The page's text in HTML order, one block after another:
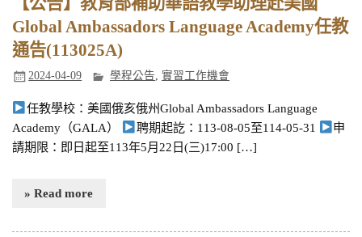
Global Ambassadors Language Academy任教
通告(113025A)
2024-04-09 學程公告 ,實習工作機會
任教學校：美國俄亥俄州Global Ambassadors Language
Academy（GALA）
聘期起訖：113-08-05至114-05-31
申
請期限：即日起至113年5月22日(三)17:00 […]
» Read more